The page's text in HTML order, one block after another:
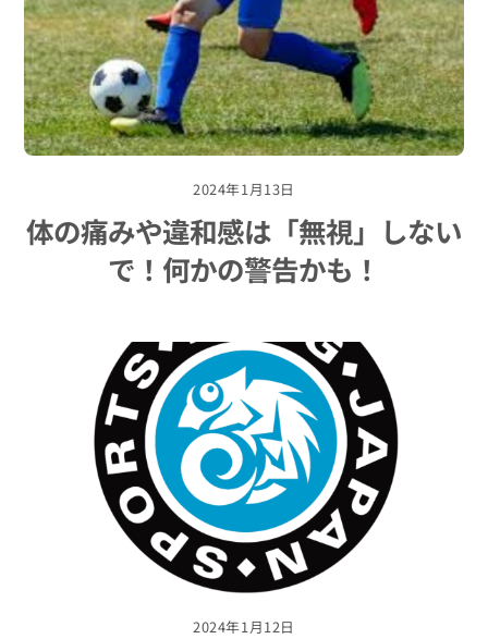
2024年1月13日
体の痛みや違和感は「無視」しない
で！何かの警告かも！
2024年1月12日